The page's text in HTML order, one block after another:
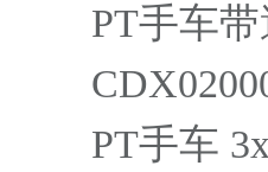
PT手车
PT手车